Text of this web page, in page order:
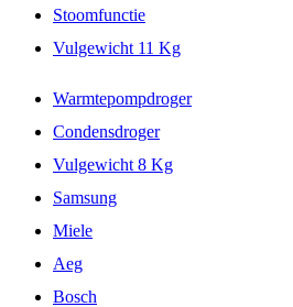
Stoomfunctie
Vulgewicht 11 Kg
Warmtepompdroger
Condensdroger
Vulgewicht 8 Kg
Samsung
Miele
Aeg
Bosch